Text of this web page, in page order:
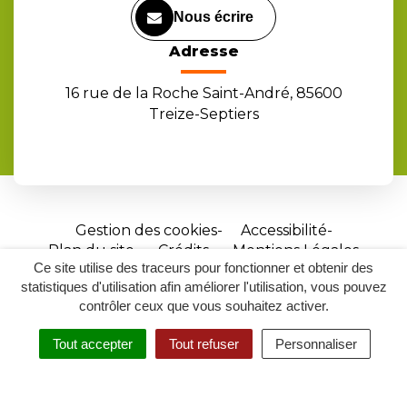
Ce site utilise des traceurs pour fonctionner et obtenir des
statistiques d'utilisation afin améliorer l'utilisation, vous pouvez
contrôler ceux que vous souhaitez activer.
Tout accepter Tout refuser Personnaliser
RECHERCHER
ACCESSIBILITÉ
Nous écrire
Adresse
16 rue de la Roche Saint-André, 85600
Treize-Septiers
Gestion des cookies
Accessibilité
Plan du site
Crédits
Mentions Légales
Site
réalisé
par
Inovagora